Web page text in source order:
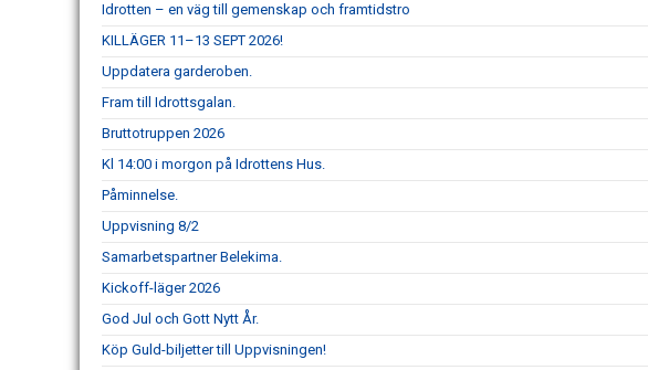
Idrotten – en väg till gemenskap och framtidstro
KILLÄGER 11–13 SEPT 2026!
Uppdatera garderoben.
Fram till Idrottsgalan.
Bruttotruppen 2026
Kl 14:00 i morgon på Idrottens Hus.
Påminnelse.
Uppvisning 8/2
Samarbetspartner Belekima.
Kickoff-läger 2026
God Jul och Gott Nytt År.
Köp Guld-biljetter till Uppvisningen!